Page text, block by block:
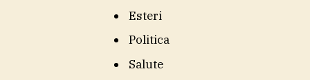
Esteri
Politica
Salute